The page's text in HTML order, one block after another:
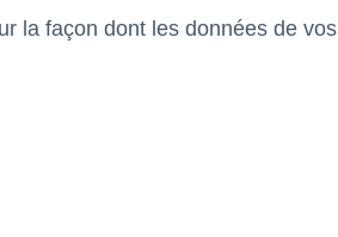
la façon dont les données de vos